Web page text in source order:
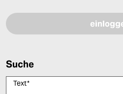
Suche
Text*